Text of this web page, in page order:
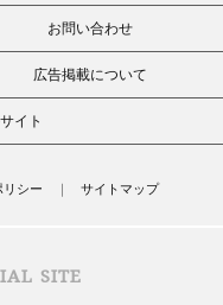
お問い合わせ
広告掲載について
イト
リシー サイトマップ
SITE